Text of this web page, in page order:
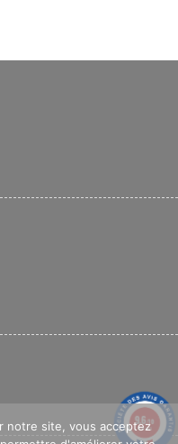
notre site, vous acceptez
9.6 /10
494 avis